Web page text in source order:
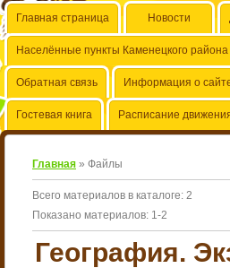
Главная страница Новости
Населённые пункты Каменецкого района
Обратная связь Информация о
Гостевая книга Расписание
Главная » Файлы
Всего материалов в каталоге: 2
Показано материалов: 1-2
География.